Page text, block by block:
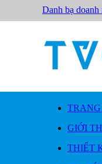
Danh bạ doanh
GIỚI
THIẾT